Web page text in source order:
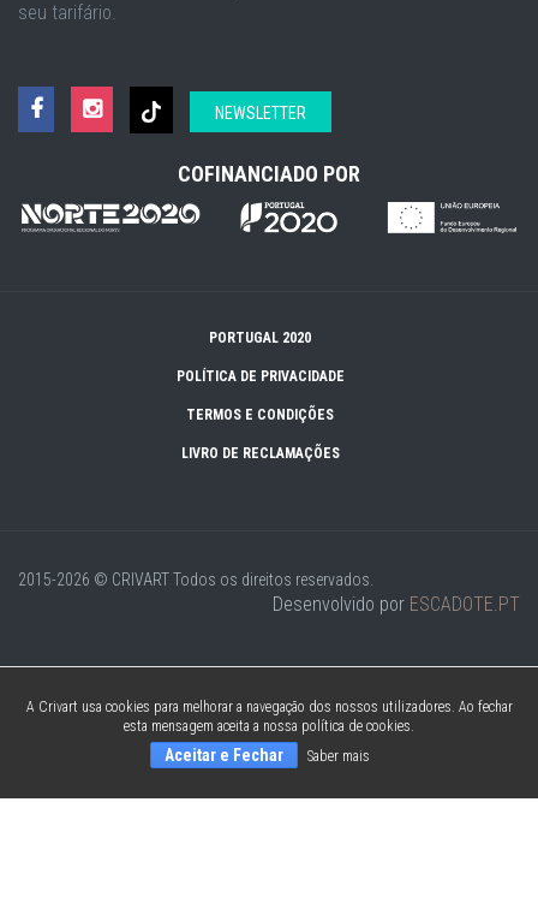
seu tarifário.
NEWSLETTER
COFINANCIADO POR
PORTUGAL 2020
POLÍTICA DE PRIVACIDADE
TERMOS E CONDIÇÕES
LIVRO DE RECLAMAÇÕES
2015-2026 © CRIVARTTodos os direitos reservados.
Desenvolvido por ESCADOTE.PT
A Crivart usa cookies para melhorar a navegação dos nossos utilizadores. Ao fechar
esta mensagem aceita a nossa política de cookies.
Aceitar e Fechar Saber mais